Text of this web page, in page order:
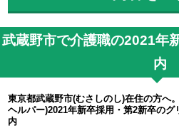
武蔵野市で介護職の2021年
内
東京都武蔵野市(むさしのし)在住の方へ
ヘルパー)2021年新卒採用・第2新卒の
内